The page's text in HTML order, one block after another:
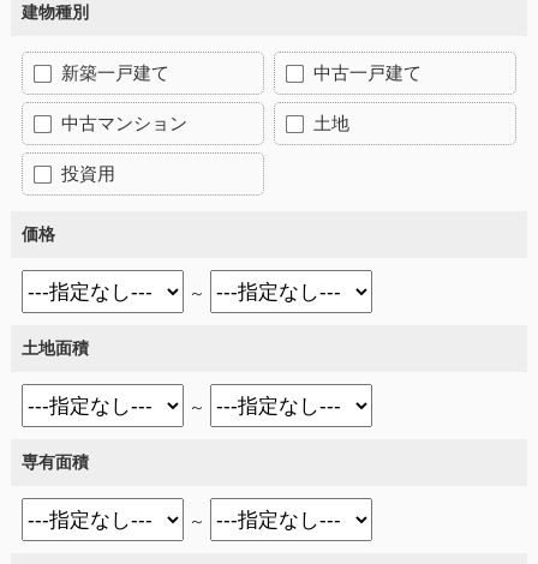
建物種別
新築一戸建て 中古一戸建て
中古マンション 土地
投資用
価格
～
土地面積
～
専有面積
～